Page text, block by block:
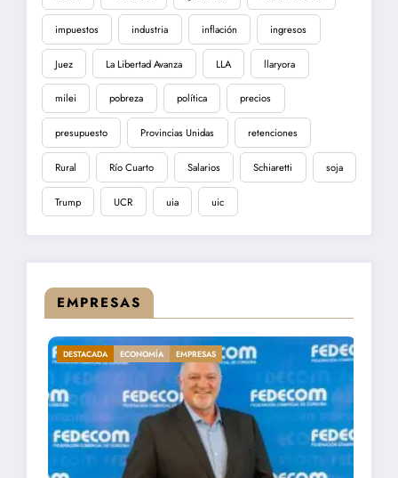
impuestos industria inflación ingresos
Juez La Libertad Avanza LLA llaryora
milei pobreza política precios
presupuesto Provincias Unidas retenciones
Rural Río Cuarto Salarios Schiaretti soja
Trump UCR uia uic
EMPRESAS
DESTACADA ECONOMÍA EMPRESAS